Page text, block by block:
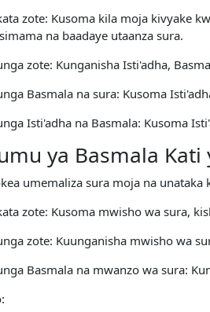
zote: Kusoma kila moja kivyake
na baadaye utaanza sura.
zote: Kunganisha Isti'adha,
Basmala na sura: Kusoma
Isti'adha na Basmala: Kusoma
ya Basmala Kati
umemaliza sura moja na
zote: Kusoma mwisho wa sura,
zote: Kuunganisha mwisho wa
Basmala na mwanzo wa sura: